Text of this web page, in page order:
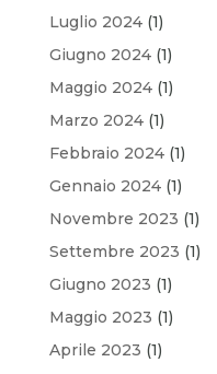
Luglio 2024(1)
Giugno 2024(1)
Maggio 2024(1)
Marzo 2024(1)
Febbraio 2024(1)
Gennaio 2024(1)
Novembre 2023 (1)
Settembre 2023 (1)
Giugno 2023 (1)
Maggio 2023 (1)
Aprile 2023 (1)